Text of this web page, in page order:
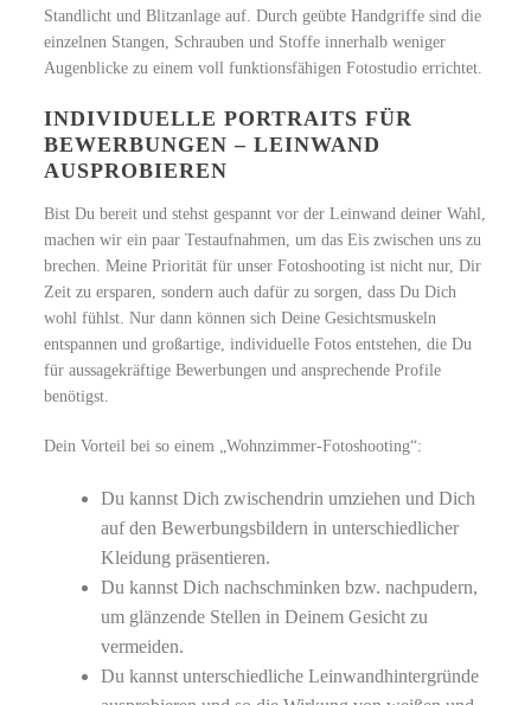
Standlicht und Blitzanlage auf. Durch geübte Handgriffe sind die
einzelnen Stangen, Schrauben und Stoffe innerhalb weniger
Augenblicke zu einem voll funktionsfähigen Fotostudio errichtet.
INDIVIDUELLE PORTRAITS FÜR
BEWERBUNGEN – LEINWAND
AUSPROBIEREN
Bist Du bereit und stehst gespannt vor der Leinwand deiner Wahl,
machen wir ein paar Testaufnahmen, um das Eis zwischen uns zu
brechen. Meine Priorität für unser Fotoshooting ist nicht nur, Dir
Zeit zu ersparen, sondern auch dafür zu sorgen, dass Du Dich
wohl fühlst. Nur dann können sich Deine Gesichtsmuskeln
entspannen und großartige, individuelle Fotos entstehen, die Du
für aussagekräftige Bewerbungen und ansprechende Profile
benötigst.
Dein Vorteil bei so einem „Wohnzimmer-Fotoshooting“:
Du kannst Dich zwischendrin umziehen und Dich
auf den Bewerbungsbildern in unterschiedlicher
Kleidung präsentieren.
Du kannst Dich nachschminken bzw. nachpudern,
um glänzende Stellen in Deinem Gesicht zu
vermeiden.
Du kannst unterschiedliche Leinwandhintergründe